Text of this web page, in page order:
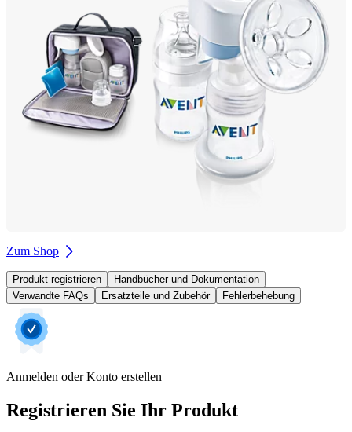
Zum Shop
Produkt registrieren
Handbücher und Dokumentation
Verwandte FAQs
Ersatzteile und Zubehör Fehlerbehebung
Anmelden oder Konto erstellen
Registrieren Sie Ihr Produkt